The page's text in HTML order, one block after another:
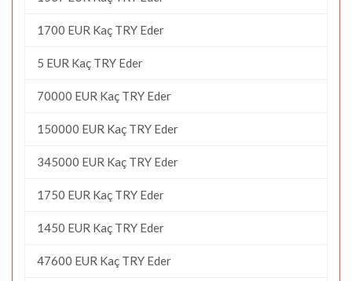
1700 EUR Kaç TRY Eder
5 EUR Kaç TRY Eder
70000 EUR Kaç TRY Eder
150000 EUR Kaç TRY Eder
345000 EUR Kaç TRY Eder
1750 EUR Kaç TRY Eder
1450 EUR Kaç TRY Eder
47600 EUR Kaç TRY Eder